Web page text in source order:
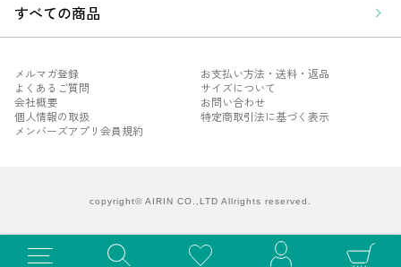
すべての商品
メルマガ登録
お支払い方法・送料・返品
よくあるご質問
サイズについて
会社概要
お問い合わせ
個人情報の取扱
特定商取引法に基づく表示
メンバーズアプリ会員規約
copyright© AIRIN CO.,LTD Allrights reserved.